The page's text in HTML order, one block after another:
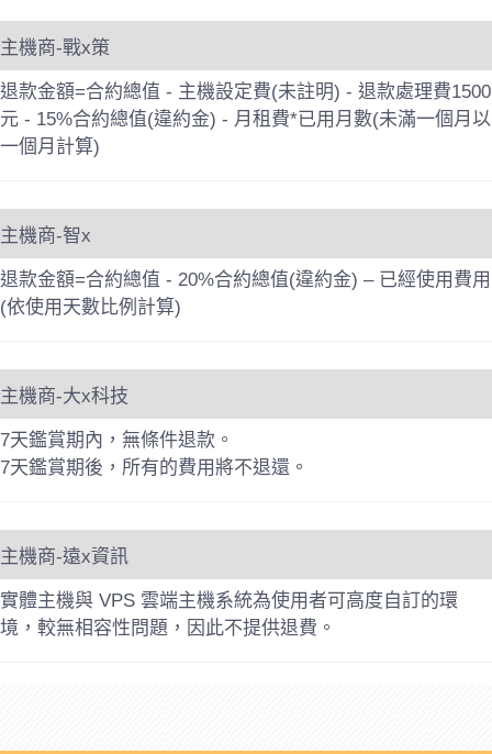
主機商-戰x策
退款金額=合約總值 - 主機設定費(未註明) - 退款處理費1500
元 - 15%合約總值(違約金) - 月租費*已用月數(未滿一個月以
一個月計算)
主機商-智x
退款金額=合約總值 - 20%合約總值(違約金) – 已經使用費用
(依使用天數比例計算)
主機商-大x科技
7天鑑賞期內，無條件退款。
7天鑑賞期後，所有的費用將不退還。
主機商-遠x資訊
實體主機與 VPS 雲端主機系統為使用者可高度自訂的環
境，較無相容性問題，因此不提供退費。